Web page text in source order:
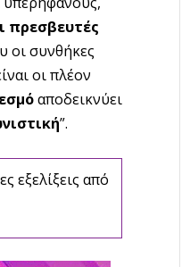
πρεσβευτές
οι συνθήκες
οι πλέον
αποδεικνύει
”.
εξελίξεις από